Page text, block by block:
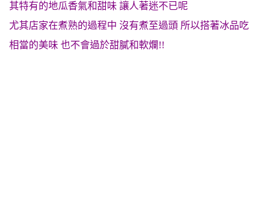
其特有的地瓜香氣和甜味 讓人著迷不已呢
尤其店家在煮熟的過程中 沒有煮至過頭 所以搭著冰品吃
相當的美味 也不會過於甜膩和軟爛!!